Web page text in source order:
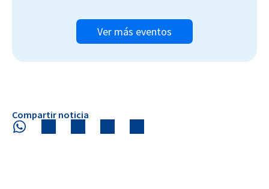
Ver más eventos
Compartir noticia